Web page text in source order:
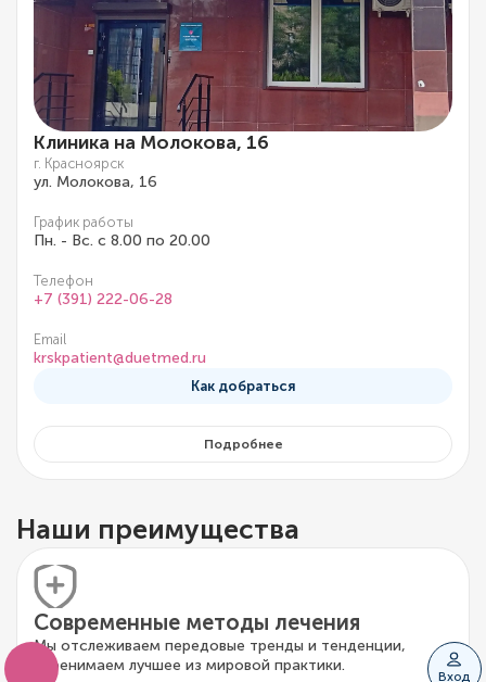
Вход
Клиника на Молокова, 16
г. Красноярск
ул. Молокова, 16
График работы
Пн. - Вс. с 8.00 по 20.00
Телефон
+7 (391) 222-06-28
Email
krskpatient@duetmed.ru
Как добраться
Подробнее
Наши преимущества
Современные методы лечения
Мы отслеживаем передовые тренды и тенденции,
перенимаем лучшее из мировой практики.